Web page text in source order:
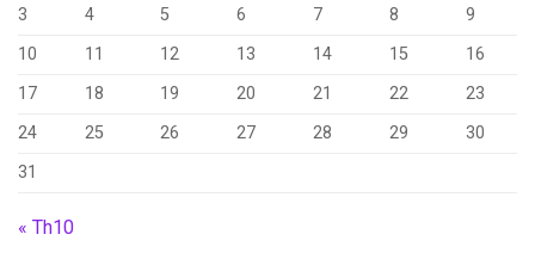
3
4 5 6 7 8
9
10
11 12 13 14 15
16
17
18 19 20 21 22
23
24
25 26 27 28 29
30
31
« Th10